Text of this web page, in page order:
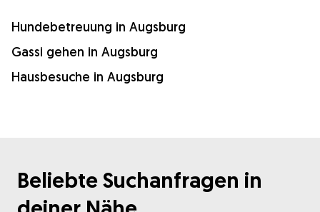
Hundebetreuung in Augsburg
Gassi gehen in Augsburg
Hausbesuche in Augsburg
Beliebte Suchanfragen in